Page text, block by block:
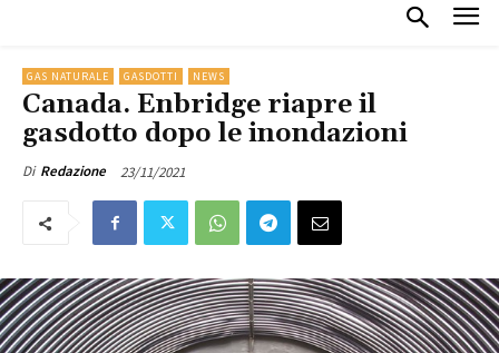
GAS NATURALE GASDOTTI NEWS
Canada. Enbridge riapre il
gasdotto dopo le inondazioni
Di Redazione 23/11/2021